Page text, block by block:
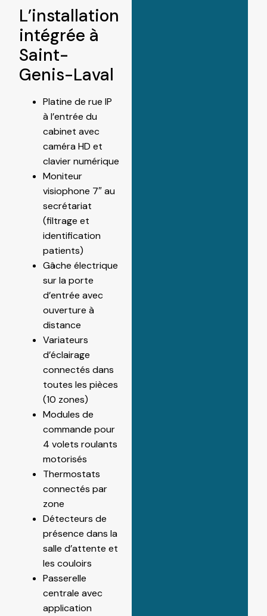
L’installation
intégrée à
Saint-
Genis-Laval
Platine de rue IP
à l’entrée du
cabinet avec
caméra HD et
clavier numérique
Moniteur
visiophone 7″ au
secrétariat
(filtrage et
identification
patients)
Gâche électrique
sur la porte
d’entrée avec
ouverture à
distance
Variateurs
d’éclairage
connectés dans
toutes les pièces
(10 zones)
Modules de
commande pour
4 volets roulants
motorisés
Thermostats
connectés par
zone
Détecteurs de
présence dans la
salle d’attente et
les couloirs
Passerelle
centrale avec
application